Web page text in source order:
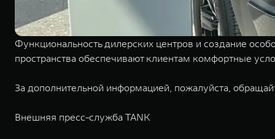
Функциональность дилерских центров и создание
пространства обеспечивают клиентам комфортные
За дополнительной информацией, пожалуйста,
Внешняя пресс-служба TANK